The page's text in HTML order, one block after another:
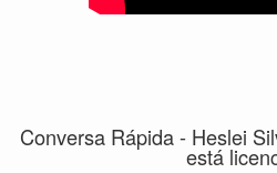
Conversa Rápida - Heslei
está